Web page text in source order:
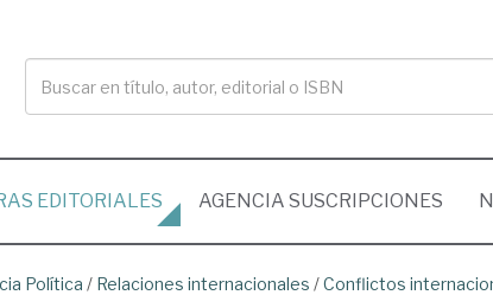
EDITORIALES AGENCIA SUSCRIPCIONES
Política / Relaciones internacionales /Conflictos